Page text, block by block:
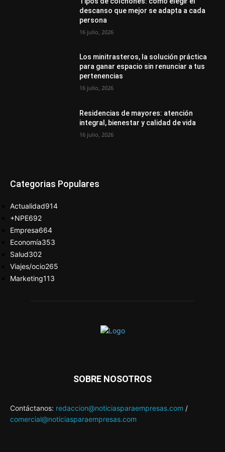
descanso que mejor se adapta a cada
persona
16 julio, 2026
Los minitrasteros, la solución práctica
para ganar espacio sin renunciar a tus
pertenencias
16 julio, 2026
Residencias de mayores: atención
integral, bienestar y calidad de vida
16 julio, 2026
Categorias Populares
Actualidad914
+NPE692
Empresa664
Economía353
Salud302
Viajes/ocio265
Marketing113
SOBRE NOSOTROS
Contáctanos: redaccion@noticiasparaempresas.com /
comercial@noticiasparaempresas.com